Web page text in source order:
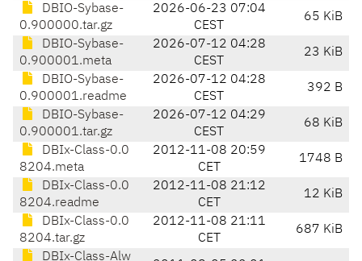
DBIO-Sybase-
0.900000.tar.gz
2026-06-23 07:04
CEST
65 KiB
DBIO-Sybase-
0.900001.meta
2026-07-12 04:28
CEST
23 KiB
DBIO-Sybase-
0.900001.readme
2026-07-12 04:28
CEST
392 B
DBIO-Sybase-
0.900001.tar.gz
2026-07-12 04:29
CEST
68 KiB
DBIx-Class-0.0
8204.meta
2012-11-08 20:59
CET
1748 B
DBIx-Class-0.0
8204.readme
2012-11-08 21:12
CET
12 KiB
DBIx-Class-0.0
8204.tar.gz
2012-11-08 21:11
CET
687 KiB
DBIx-Class-Alw